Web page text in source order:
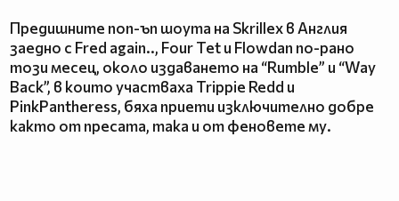
Предишните поп-ъп шоута на Skrillex в Англия
заедно с Fred again.., Four Tet и Flowdan по-рано
този месец, около издаването на “Rumble” и “Way
Back”, в които участваха Trippie Redd и
PinkPantheress, бяха приети изключително добре
както от пресата, така и от феновете му.